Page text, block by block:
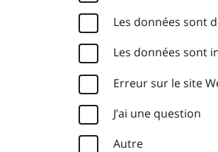
Les données sont
Les données sont
Erreur sur le site
J’ai une question
Autre